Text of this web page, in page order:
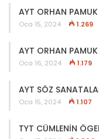
AYT ORHAN
Oca 15, 2024 1.269
AYT ORHAN
Oca 16, 2024 1.179
AYT SÖZ
Oca 15, 2024 1.107
TYT CÜMLENİN